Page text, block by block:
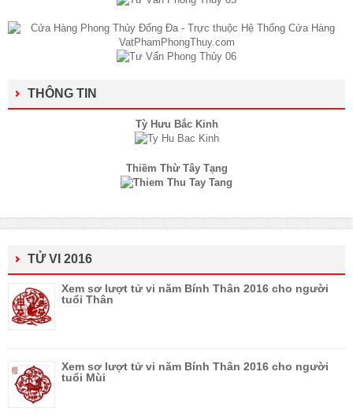
THÔNG TIN
Tỳ Hưu Bắc Kinh
Thiềm Thừ Tây Tạng
TỬ VI 2016
Xem sơ lượt tử vi năm Bính Thân 2016 cho người
tuổi Thân
Xem sơ lượt tử vi năm Bính Thân 2016 cho người
tuổi Mùi